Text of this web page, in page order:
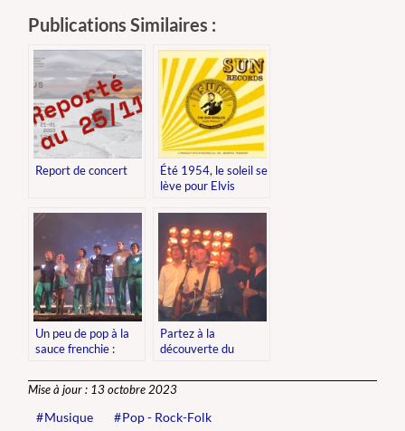
Publications Similaires :
Report de concert
Été 1954, le soleil se
lève pour Elvis
Un peu de pop à la
sauce frenchie :
« l’Impératrice »
Partez à la
découverte du
Travis « L.A. Times »
Mise à jour : 13 octobre 2023
Musique
Pop - Rock-Folk